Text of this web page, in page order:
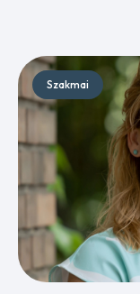
Szakmai